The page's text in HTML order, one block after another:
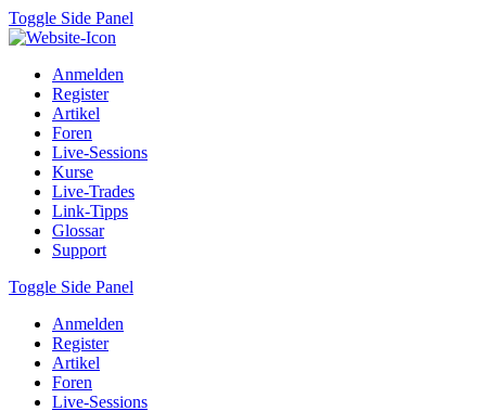
Toggle Side Panel
Anmelden
Register
Artikel
Foren
Live-Sessions
Kurse
Live-Trades
Link-Tipps
Glossar
Support
Toggle Side Panel
Anmelden
Register
Artikel
Foren
Live-Sessions